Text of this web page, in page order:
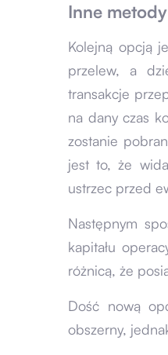
Inne metody
Kolejną opcją
przelew, a
transakcje
na dany czas
zostanie
jest to, że
ustrzec przed
Następnym
kapitału
różnicą, że
Dość nową
obszerny,